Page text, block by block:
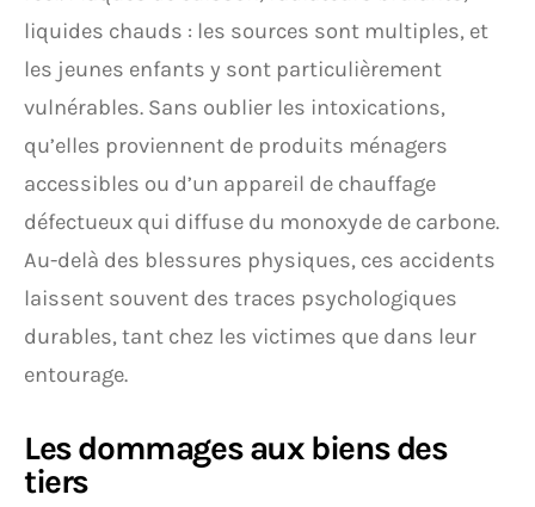
liquides chauds : les sources sont multiples, et
les jeunes enfants y sont particulièrement
vulnérables. Sans oublier les intoxications,
qu’elles proviennent de produits ménagers
accessibles ou d’un appareil de chauffage
défectueux qui diffuse du monoxyde de carbone.
Au-delà des blessures physiques, ces accidents
laissent souvent des traces psychologiques
durables, tant chez les victimes que dans leur
entourage.
Les dommages aux biens des
tiers